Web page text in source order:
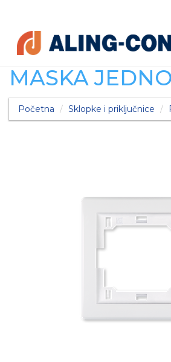
MASKA
Početna Sklopke i priključnice